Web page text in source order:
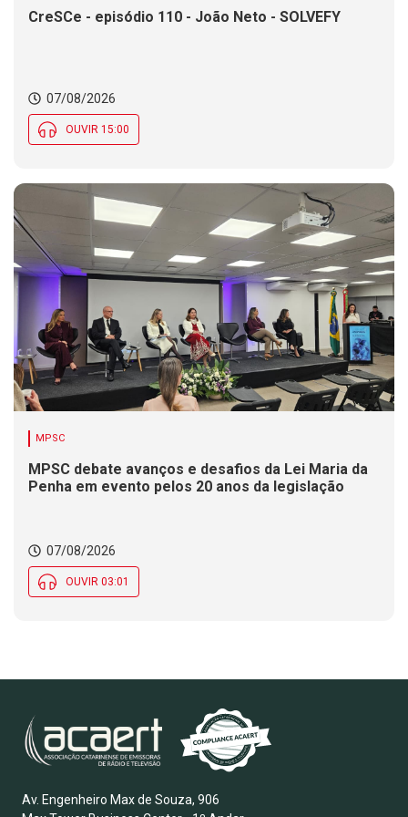
CreSCe - episódio 110 - João Neto - SOLVEFY
07/08/2026
OUVIR 15:00
MPSC
MPSC debate avanços e desafios da Lei Maria da
Penha em evento pelos 20 anos da legislação
07/08/2026
OUVIR 03:01
Av. Engenheiro Max de Souza, 906